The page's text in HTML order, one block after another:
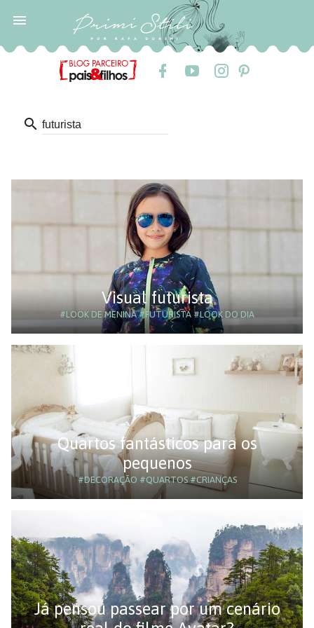

search
Visual futurista
#LOOK DE MENINA#FUTURISTA #LOOK DO DIA
Quartos fantásticos para os
pequenos
#DECORAÇÃO #QUARTOS#CRIANÇAS
Já pensou passear por um cenário